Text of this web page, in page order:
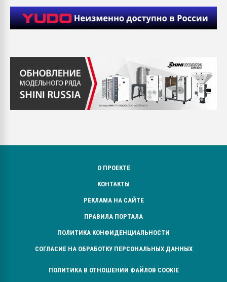
О ПРОЕКТЕ
КОНТАКТЫ
РЕКЛАМА НА САЙТЕ
ПРАВИЛА ПОРТАЛА
ПОЛИТИКА КОНФИДЕНЦИАЛЬНОСТИ
СОГЛАСИЕ НА ОБРАБОТКУ ПЕРСОНАЛЬНЫХ ДАННЫХ
ПОЛИТИКА В ОТНОШЕНИИ ФАЙЛОВ COOKIE